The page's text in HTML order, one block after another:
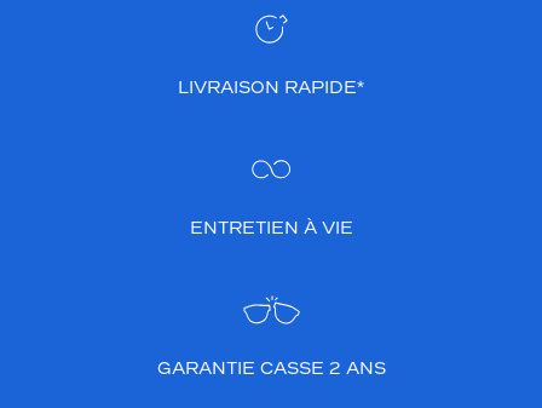
LIVRAISON RAPIDE*
ENTRETIEN À VIE
GARANTIE CASSE 2 ANS